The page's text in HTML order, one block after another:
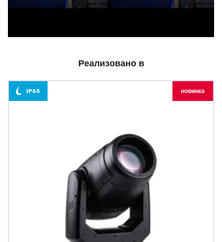
Реализовано в
IP65 новинка